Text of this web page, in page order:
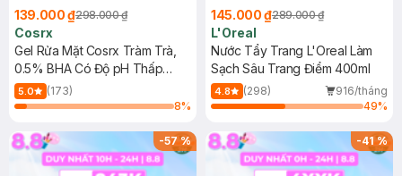
139.000 ₫298.000 ₫
Cosrx
Gel Rửa Mặt Cosrx Tràm Trà,
0.5% BHA Có Độ pH Thấp
150ml
5.0
(173)
8%
145.000 ₫289.000 ₫
L'Oreal
Nước Tẩy Trang L'Oreal Làm
Sạch Sâu Trang Điểm 400ml
4.8 (298)
916/tháng
49%
-57% -41%